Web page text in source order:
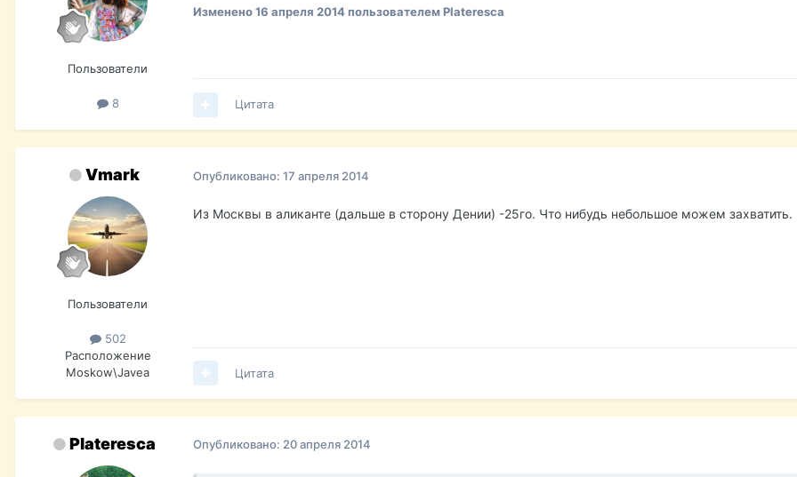
Пользователи
8
Изменено16 апреля 2014пользователем Plateresca
Цитата
Vmark
Пользователи
502
Расположение
Moskow\Javea
Опубликовано: 17 апреля 2014
Из Москвы в аликанте (дальше в сторону Дении) -25го. Что нибудь небольшое можем захватить.
Цитата
Plateresca Опубликовано: 20 апреля 2014